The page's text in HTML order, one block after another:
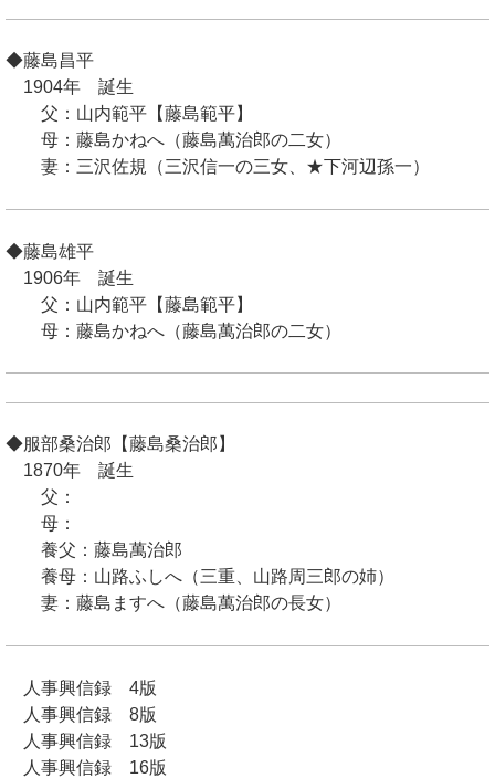
◆藤島昌平
1904年 誕生
父：山内範平【藤島範平】
母：藤島かねへ（藤島萬治郎の二女）
妻：三沢佐規（三沢信一の三女、★下河辺孫一）
◆藤島雄平
1906年 誕生
父：山内範平【藤島範平】
母：藤島かねへ（藤島萬治郎の二女）
◆服部桑治郎【藤島桑治郎】
1870年 誕生
父：
母：
養父：藤島萬治郎
養母：山路ふしへ（三重、山路周三郎の姉）
妻：藤島ますへ（藤島萬治郎の長女）
人事興信録 4版
人事興信録 8版
人事興信録 13版
人事興信録 16版